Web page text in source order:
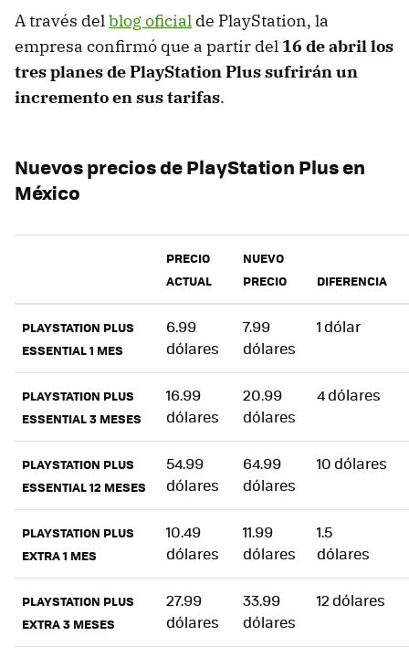
A través delblog oficial de PlayStation, la
empresa confirmó que a partir del 16 de abril los
tres planes de PlayStation Plus sufrirán un
incremento en sus tarifas.
Nuevos precios de PlayStation Plus en
México
PRECIO
ACTUAL
NUEVO
PRECIO
DIFERENCIA
PLAYSTATION PLUS
ESSENTIAL 1 MES
6.99
dólares
7.99
dólares
1 dólar
PLAYSTATION PLUS
ESSENTIAL 3 MESES
16.99
dólares
20.99
dólares
4 dólares
PLAYSTATION PLUS
ESSENTIAL 12 MESES
54.99
dólares
64.99
dólares
10 dólares
PLAYSTATION PLUS
EXTRA 1 MES
10.49
dólares
11.99
dólares
1.5
dólares
PLAYSTATION PLUS
EXTRA 3 MESES
27.99
dólares
33.99
dólares
12 dólares